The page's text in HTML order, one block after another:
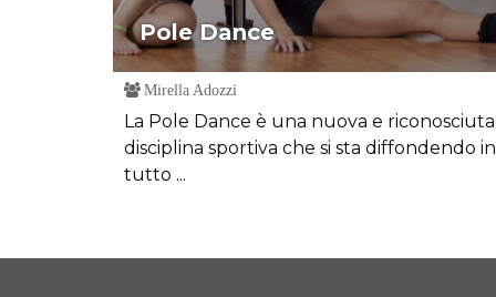
Pole Dance
Mirella Adozzi
La Pole Dance è una nuova e riconosciuta
disciplina sportiva che si sta diffondendo in
tutto ...